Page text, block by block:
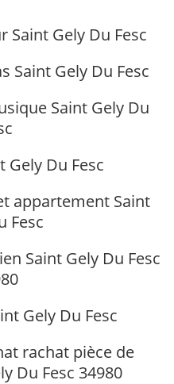
Gely Du Fesc
Saint Gely Du Fesc
Saint Gely Du
Gely Du Fesc
appartement Saint
Fesc
Saint Gely Du Fesc
Gely Du Fesc
rachat pièce de
Du Fesc 34980